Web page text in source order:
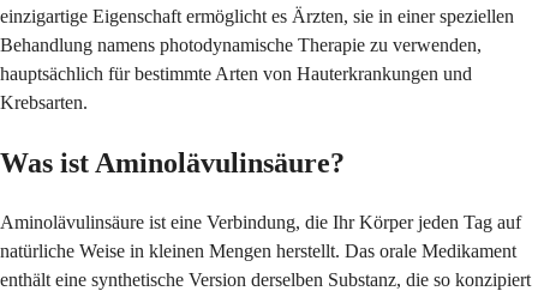
einzigartige Eigenschaft ermöglicht es Ärzten, sie in einer speziellen
Behandlung namens photodynamische Therapie zu verwenden,
hauptsächlich für bestimmte Arten von Hauterkrankungen und
Krebsarten.
Was ist Aminolävulinsäure?
Aminolävulinsäure ist eine Verbindung, die Ihr Körper jeden Tag auf
natürliche Weise in kleinen Mengen herstellt. Das orale Medikament
enthält eine synthetische Version derselben Substanz, die so konzipiert